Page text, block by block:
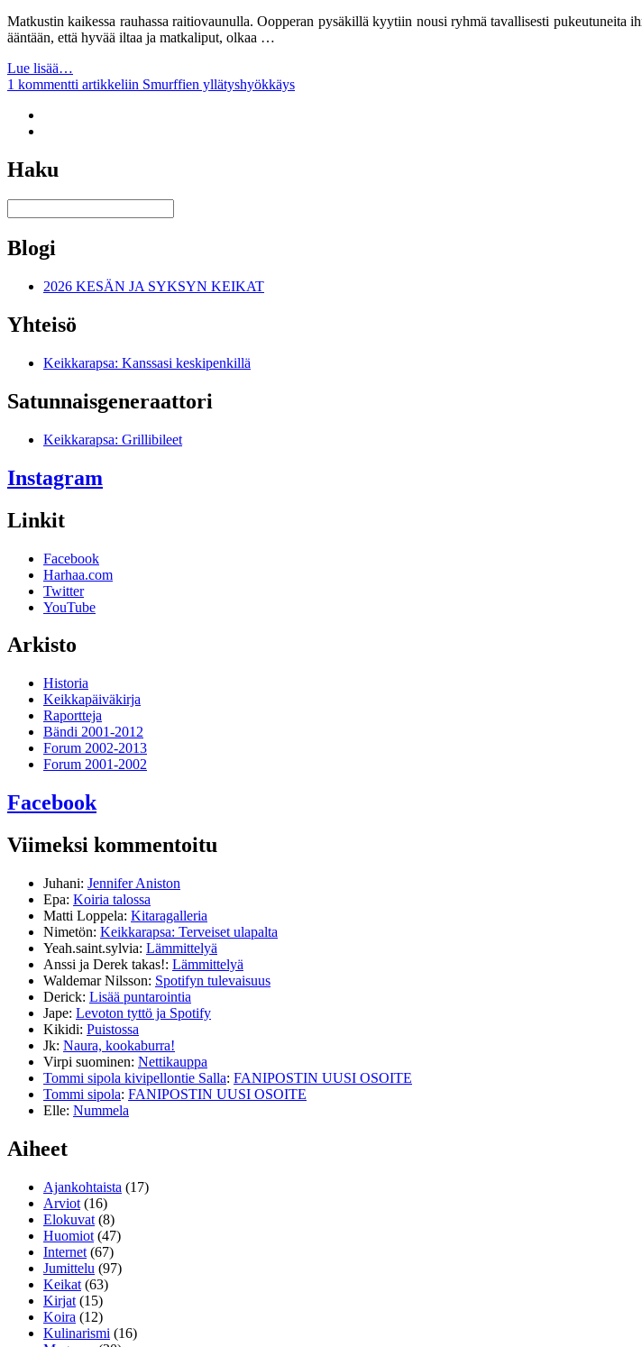
Matkustin kaikessa rauhassa raitiovaunulla. Oopperan pysäkillä kyytiin nousi ryhmä tavallisesti
ääntään, että hyvää iltaa ja matkaliput, olkaa …
Lue lisää…
1 kommentti artikkeliin Smurffien yllätyshyökkäys
Haku
Blogi
2026 KESÄN JA SYKSYN KEIKAT
Yhteisö
Keikkarapsa: Kanssasi keskipenkillä
Satunnais­generaattori
Keikkarapsa: Grillibileet
Instagram
Linkit
Facebook
Harhaa.com
Twitter
YouTube
Arkisto
Historia
Keikkapäiväkirja
Raportteja
Bändi 2001-2012
Forum 2002-2013
Forum 2001-2002
Facebook
Viimeksi kommentoitu
Juhani: Jennifer Aniston
Epa: Koiria talossa
Matti Loppela: Kitaragalleria
Nimetön: Keikkarapsa: Terveiset ulapalta
Yeah.saint.sylvia: Lämmittelyä
Anssi ja Derek takas!: Lämmittelyä
Waldemar Nilsson: Spotifyn tulevaisuus
Derick: Lisää puntarointia
Jape: Levoton tyttö ja Spotify
Kikidi: Puistossa
Jk: Naura, kookaburra!
Virpi suominen: Nettikauppa
Tommi sipola kivipellontie Salla: FANIPOSTIN UUSI OSOITE
Tommi sipola: FANIPOSTIN UUSI OSOITE
Elle: Nummela
Aiheet
Ajankohtaista (17)
Arviot (16)
Elokuvat (8)
Huomiot (47)
Internet (67)
Jumittelu (97)
Keikat (63)
Kirjat (15)
Koira (12)
Kulinarismi (16)